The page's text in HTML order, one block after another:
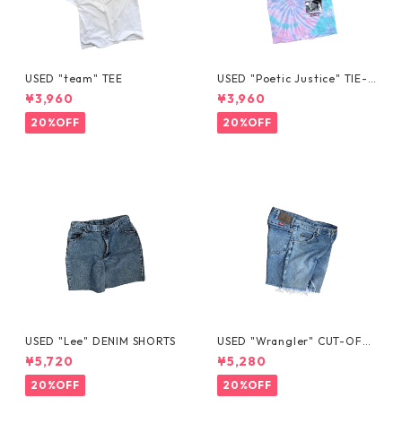
USED "team" TEE
¥3,960
20%OFF
USED "Poetic Justice" TIE-D
YE TEE
¥3,960
20%OFF
USED "Lee" DENIM SHORTS
¥5,720
20%OFF
USED "Wrangler" CUT-OFF
DENIM SHORTS
¥5,280
20%OFF